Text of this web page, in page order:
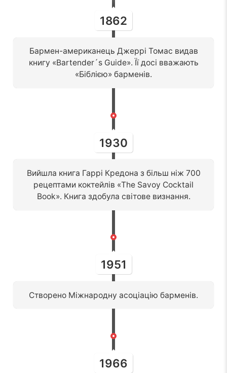
1862
Бармен-американець Джеррі Томас видав
книгу «Bartender´s Guide». Її досі вважають
«Біблією» барменів.
1930
Вийшла книга Гаррі Кредона з більш ніж 700
рецептами коктейлів «The Savoy Cocktail
Book». Книга здобула світове визнання.
1951
Створено Міжнародну асоціацію барменів.
1966